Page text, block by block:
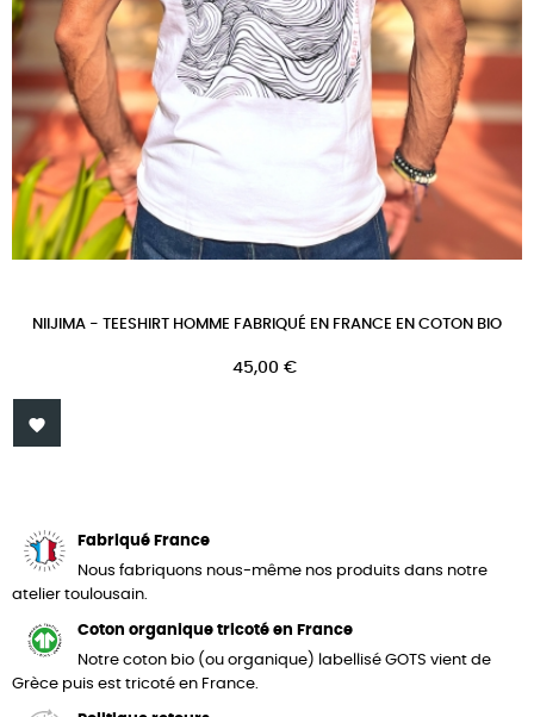
NIIJIMA - TEESHIRT HOMME FABRIQUÉ EN FRANCE EN COTON BIO
Prix
45,00 €

Fabriqué France
Nous fabriquons nous-même nos produits dans notre
atelier toulousain.
Coton organique tricoté en France
Notre coton bio (ou organique) labellisé GOTS vient de
Grèce puis est tricoté en France.